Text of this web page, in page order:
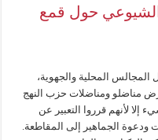
الشيوعي حول قمع
المجالس المحلية والجهوية،
المقبل، يتعرض مناضلو ومناضلات حزب النهج
إلا لأنهم قرروا التعبير عن
ودعوة الجماهير إلى المقاطعة.